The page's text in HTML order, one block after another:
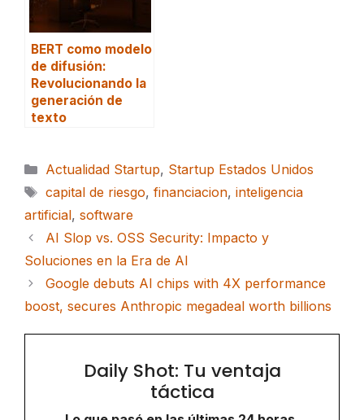
BERT como modelo
de difusión:
Revolucionando la
generación de
texto
Categorías
Actualidad Startup, Startup Estados Unidos
Etiquetas
capital de riesgo, financiacion, inteligencia
artificial, software
AI Slop vs. OSS Security: Impacto y
Soluciones en la Era de AI
Google debuts AI chips with 4X performance
boost, secures Anthropic megadeal worth billions
Daily Shot: Tu ventaja
táctica